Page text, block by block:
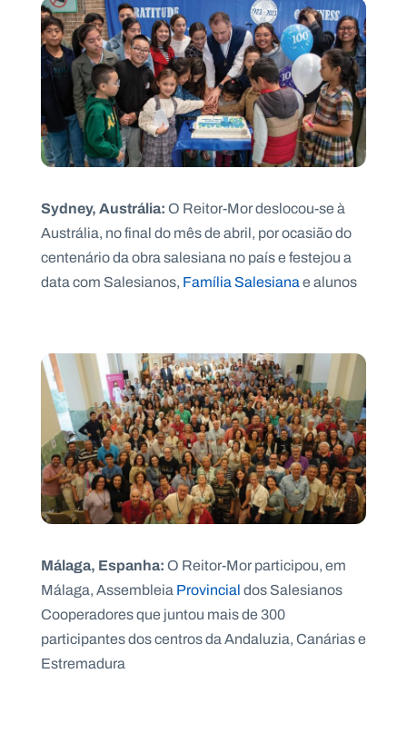
Sydney, Austrália:O Reitor-Mor deslocou-se à
Austrália, no final do mês de abril, por ocasião do
centenário da obra salesiana no país e festejou a
data com Salesianos, Família Salesianae alunos
Málaga, Espanha:O Reitor-Mor participou, em
Málaga, AssembleiaProvincialdos Salesianos
Cooperadores que juntou mais de 300
participantes dos centros da Andaluzia, Canárias e
Estremadura